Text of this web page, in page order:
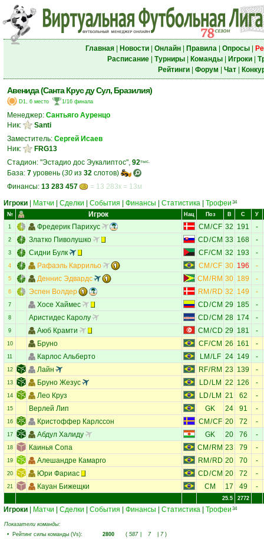
Главная| Новости| Онлайн| Правила| Опросы|
Расписание| Турниры| Команды| Игроки|
Рейтинги| Форум Чат|
Авенида (Санта Крус ду Сул, Бразилия)
D1, 6 место 1/16 финала
Менеджер: Сантьяго Ауренцо
Ник:
Santi
Заместитель: Сергей Исаев
Ник:
FRG13
Стадион: "Эстадио дос Эукалиптос", 92тыс.
База: 7 уровень (30 из 32 слотов)
Финансы: 13 283 457
= 13 283к = 13м
Игроки
Матчи Сделки События Финансы Статистика Трофеи 34
№ Игрок Нац Поз В С У
1 Фредерик Парихус CM /CF 32 191 -
2 Златко Пиволушко CD/CM 33 168 -
3 Сидни Булк CF/CM 32 193 -
4 Рафаэль Каррильо CM /CF 30 196 -
5 Деннис Эдвардс CM / RM 30 189 -
6 Эспен Волдер RM /RD 32 149 -
7 Хосе Хаймес CD/CM 29 185 -
8 Аристидес Каролу CD/CM 28 174 -
9 Аюб Крамти CM /CD 29 181 -
10 Бруно CF/CM 26 161 -
11 Карлос Альберто LM /LF 24 149 -
12 Лайн RF/RM 23 139 -
13 Бруно Жезус LD/LM 22 126 -
14 Лео Круз LD/LM 21 62 -
15 Верлей Лип GK 24 91 -
16 Кристоффер Карлссон CM /CF 20 72 -
17 Абдул Халиду GK 20 76 -
18 Каинья Сопа CM / RM 23 79 -
19 Алешандре Камарго RM /RD 20 70 -
20 Юри Фариас CD/CM 20 72 -
21 Кауан Бижещки CM 17 49 -
25.5 2772
Игроки Матчи Сделки События Финансы Статистика Трофеи 34
Показатели команды:
• Рейтинг силы команды (Vs): 2800 ( 587 7 7)